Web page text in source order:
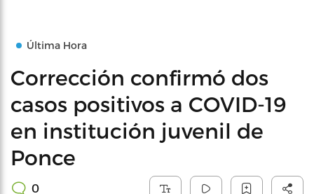
Última Hora
Corrección confirmó dos
casos positivos a COVID-19
en institución juvenil de
Ponce
0